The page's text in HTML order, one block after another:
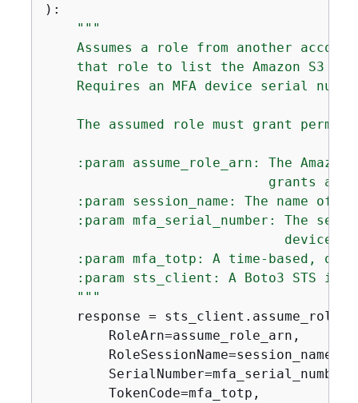
):
"""
Assumes a role from another
that role to list the Amazon S3
Requires an MFA device serial
The assumed role must grant
:param assume_role_arn: The Amazon
grants
:param session_name: The name of
:param mfa_serial_number: The
device,
:param mfa_totp: A time-based,
:param sts_client: A Boto3 STS
    """
    response = sts_client.assume_role(
        RoleArn=assume_role_arn,
        RoleSessionName=session_name,
        SerialNumber=mfa_serial_number,
        TokenCode=mfa_totp,